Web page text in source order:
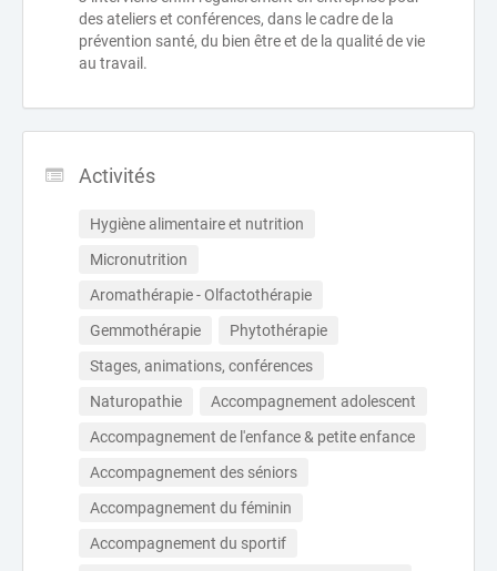
des ateliers et conférences, dans le cadre de la
prévention santé, du bien être et de la qualité de vie
au travail.
Activités
Hygiène alimentaire et nutrition
Micronutrition
Aromathérapie - Olfactothérapie
Gemmothérapie
Phytothérapie
Stages, animations, conférences
Naturopathie
Accompagnement adolescent
Accompagnement de l'enfance & petite enfance
Accompagnement des séniors
Accompagnement du féminin
Accompagnement du sportif